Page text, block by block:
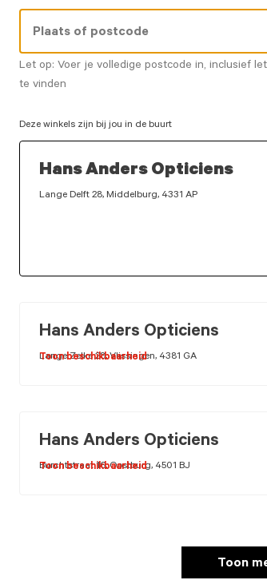
Let op: Voer je volledige postcode in, inclusief
te vinden
Deze winkels zijn bij jou in de buurt
Hans Anders Opticiens
Lange Delft 28, Middelburg, 4331 AP
Hans Anders Opticiens
Lange Zelke 28, Vlissingen, 4381 GA
Toon beschikbaarheid
Hans Anders Opticiens
Burchtstraat 16, Oostburg, 4501 BJ
Toon beschikbaarheid
Toon